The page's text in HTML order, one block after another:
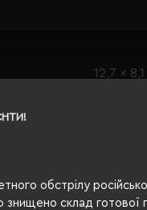
обстрілу
склад готової
12,7 x